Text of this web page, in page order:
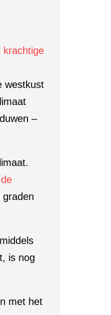
krachtige
westkust
–
is nog
met het